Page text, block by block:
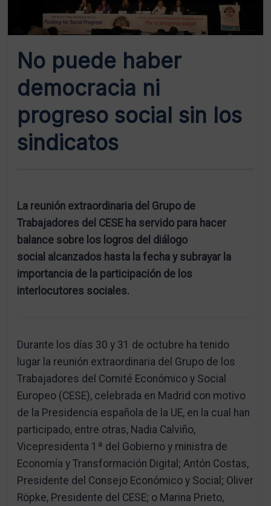
No puede haber
democracia ni
progreso social sin los
sindicatos
La reunión extraordinaria del Grupo de
Trabajadores del CESE ha servido para hacer
balance sobre los logros del diálogo
social alcanzados hasta la fecha y subrayar la
importancia de la participación de los
interlocutores sociales.
Durante los días 30 y 31 de octubre ha tenido
lugar la reunión extraordinaria del Grupo de los
Trabajadores del Comité Económico y Social
Europeo (CESE), celebrada en Madrid con motivo
de la Presidencia española de la UE, en la cual han
participado, entre otras, Nadia Calviño,
Vicepresidenta 1ª del Gobierno y ministra de
Economía y Transformación Digital; Antón Costas,
Presidente del Consejo Económico y Social; Oliver
Röpke, Presidente del CESE; o Marina Prieto,